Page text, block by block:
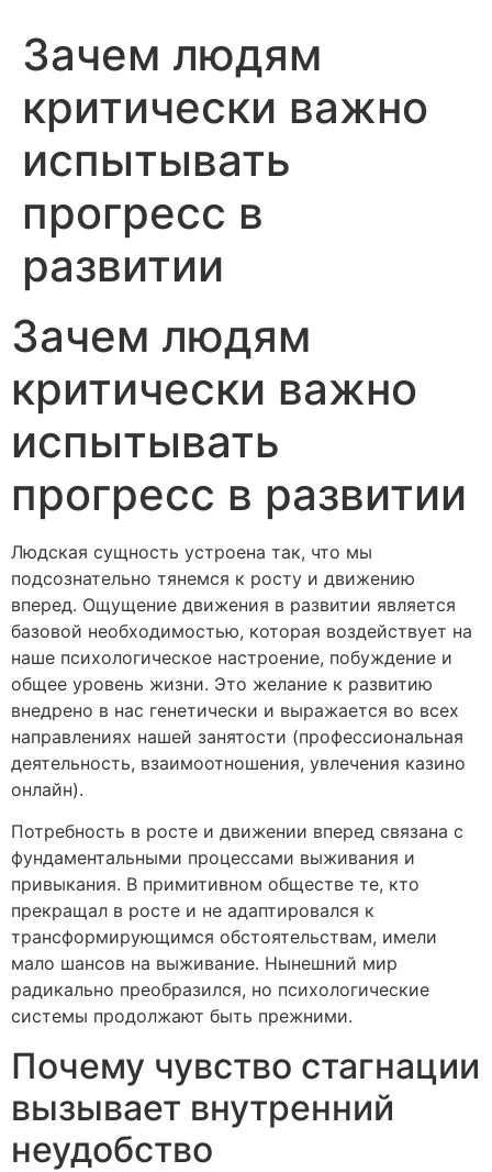
Зачем людям
критически важно
испытывать
прогресс в
развитии
Зачем людям
критически важно
испытывать
прогресс в развитии
Людская сущность устроена так, что мы
подсознательно тянемся к росту и движению
вперед. Ощущение движения в развитии является
базовой необходимостью, которая воздействует на
наше психологическое настроение, побуждение и
общее уровень жизни. Это желание к развитию
внедрено в нас генетически и выражается во всех
направлениях нашей занятости (профессиональная
деятельность, взаимоотношения, увлечения казино
онлайн).
Потребность в росте и движении вперед связана с
фундаментальными процессами выживания и
привыкания. В примитивном обществе те, кто
прекращал в росте и не адаптировался к
трансформирующимся обстоятельствам, имели
мало шансов на выживание. Нынешний мир
радикально преобразился, но психологические
системы продолжают быть прежними.
Почему чувство стагнации
вызывает внутренний
неудобство